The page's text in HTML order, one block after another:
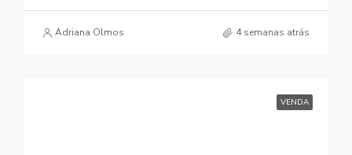
Adriana Olmos 4 semanas atrás
VENDA